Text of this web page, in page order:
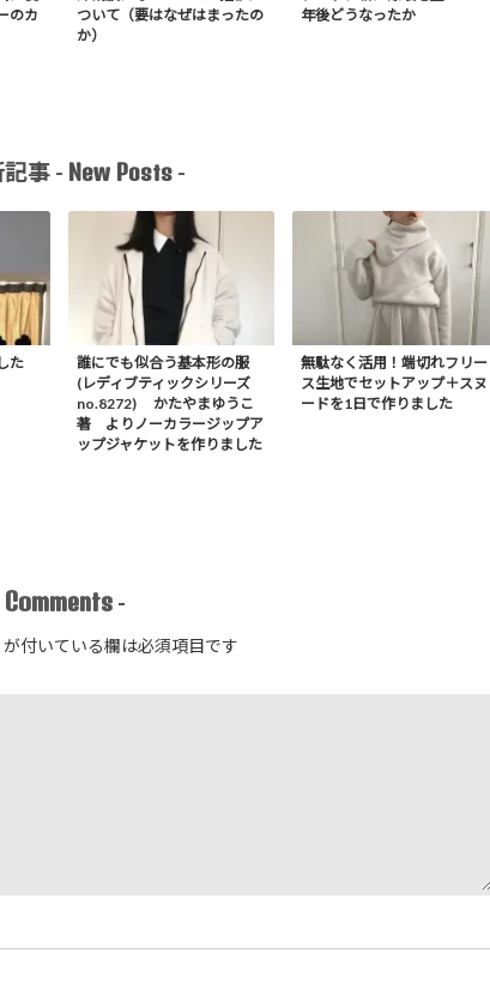
のカ
ついて（要はなぜはまったの
か）
年後どうなったか
事 - New Posts -
た
誰にでも似合う基本形の服
(レディブティックシリーズ
no.8272) かたやまゆうこ
著 よりノーカラージップア
ップジャケットを作りました
無駄なく活用！端切れフリー
ス生地でセットアップ＋スヌ
ードを1日で作りました
Comments -
が付いている欄は必須項目です